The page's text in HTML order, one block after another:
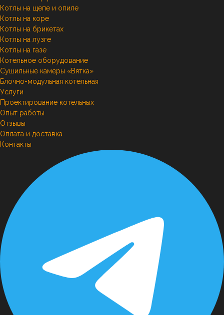
Котлы на щепе и опиле
Котлы на коре
Котлы на брикетах
Котлы на лузге
Котлы на газе
Котельное оборудование
Сушильные камеры «Вятка»
Блочно-модульная котельная
Услуги
Проектирование котельных
Опыт работы
Отзывы
Оплата и доставка
Контакты